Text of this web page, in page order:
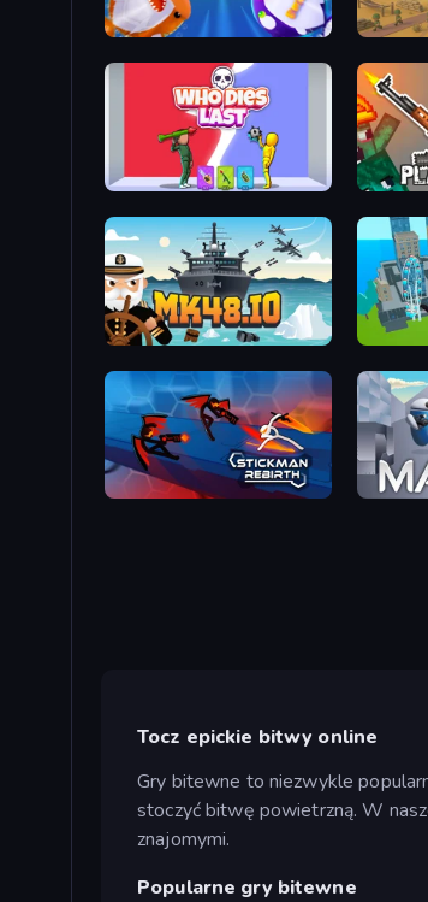
Stabfish 2 Army
Who Dies Last?
Mk48.io
Stickman Rebirth Mazean
Tocz epickie bitwy online
Gry bitewne to niezwykle
stoczyć bitwę powietrzną. W
znajomymi.
Popularne gry bitewne